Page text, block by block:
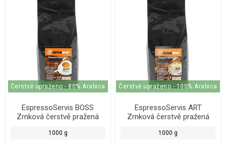
Čerstvě upraženo - 80% Arabica
EspressoServis BOSS
Zrnková čerstvě pražená
1000 g
Čerstvě upraženo - 100% Arabica
EspressoServis ART
Zrnková čerstvě pražená
1000 g